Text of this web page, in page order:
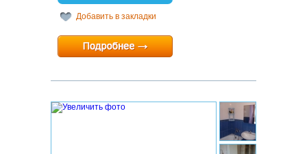
Добавить в закладки
Минимальный срок:1 суток
Расчетный час:12:00